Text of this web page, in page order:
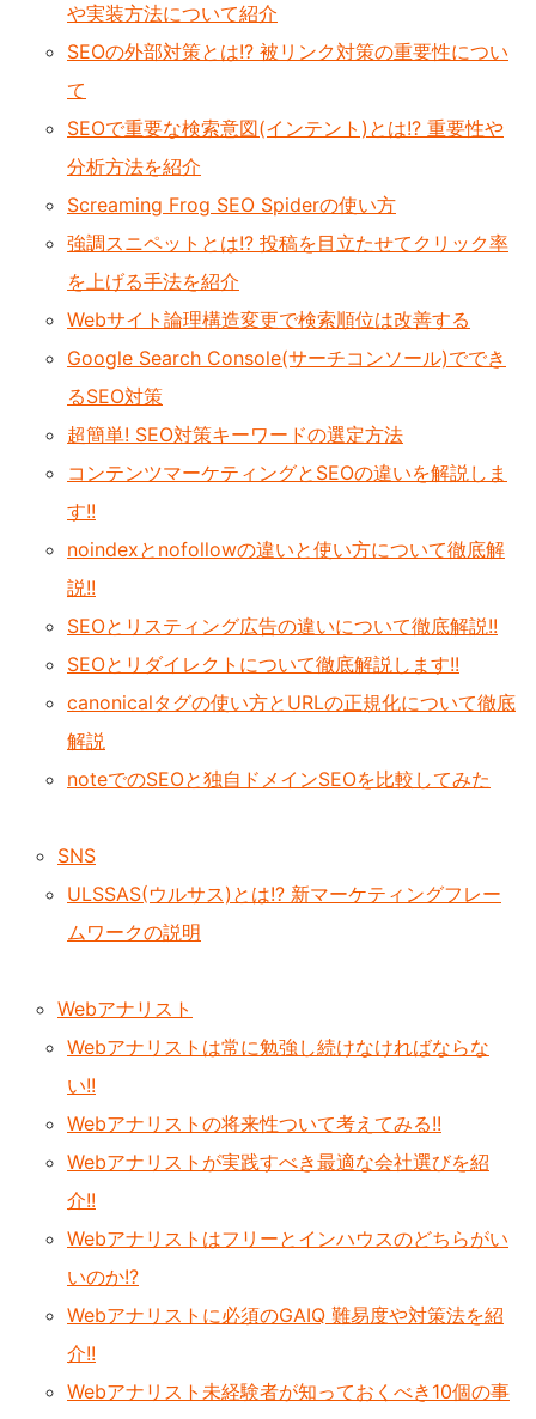
や実装方法について紹介
SEOの外部対策とは!? 被リンク対策の重要性につい
て
SEOで重要な検索意図(インテント)とは!? 重要性や
分析方法を紹介
Screaming Frog SEO Spiderの使い方
強調スニペットとは!? 投稿を目立たせてクリック率
を上げる手法を紹介
Webサイト論理構造変更で検索順位は改善する
Google Search Console(サーチコンソール)ででき
るSEO対策
超簡単! SEO対策キーワードの選定方法
コンテンツマーケティングとSEOの違いを解説しま
す!!
noindexとnofollowの違いと使い方について徹底解
説!!
SEOとリスティング広告の違いについて徹底解説!!
SEOとリダイレクトについて徹底解説します!!
canonicalタグの使い方とURLの正規化について徹底
解説
noteでのSEOと独自ドメインSEOを比較してみた
SNS
ULSSAS(ウルサス)とは!? 新マーケティングフレー
ムワークの説明
Webアナリスト
Webアナリストは常に勉強し続けなければならな
い!!
Webアナリストの将来性ついて考えてみる!!
Webアナリストが実践すべき最適な会社選びを紹
介!!
Webアナリストはフリーとインハウスのどちらがい
いのか!?
Webアナリストに必須のGAIQ 難易度や対策法を紹
介!!
Webアナリスト未経験者が知っておくべき10個の事